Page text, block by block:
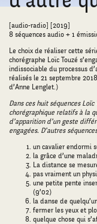
[audio-radio] [2019]
8 séquences audio + 1
Le choix de réaliser cette
chorégraphe Loïc Touzé
indissociable du processus
réalisés le 21 septembre
d’Anne Lenglet.)
Dans ces huit séquences
chorégraphique relatifs à la
d’apparition d’un geste
engagées. D’autres
un cavalier endormi
la grâce d’une
La distance se
pas vraiment un
une petite pente
(9’02)
la danse de
fermer les yeux et
quelque chose qui